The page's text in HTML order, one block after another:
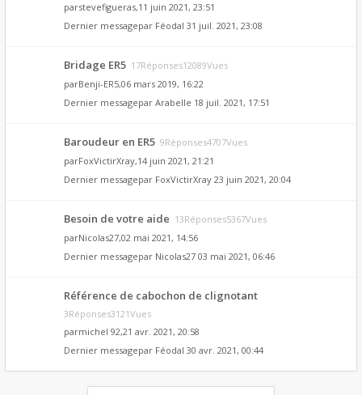
parstevefigueras,11 juin 2021, 23:51
Dernier messagepar Féodal 31 juil. 2021, 23:08
Bridage ER5 17Réponses12089Vues
parBenji-ER5,06 mars 2019, 16:22
Dernier messagepar Arabelle 18 juil. 2021, 17:51
Baroudeur en ER5 9Réponses4707Vues
parFoxVictirXray,14 juin 2021, 21:21
Dernier messagepar FoxVictirXray 23 juin 2021, 20:04
Besoin de votre aide 13Réponses5367Vues
parNicolas27,02 mai 2021, 14:56
Dernier messagepar Nicolas27 03 mai 2021, 06:46
Référence de cabochon de clignotant
3Réponses3121Vues
parmichel 92,21 avr. 2021, 20:58
Dernier messagepar Féodal 30 avr. 2021, 00:44